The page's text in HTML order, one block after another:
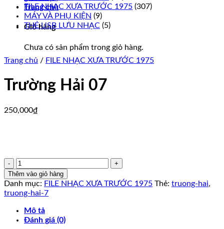
Trang chủ
Giỏ hàng
Chưa có sản phẩm trong giỏ hàng.
FILE NHẠC XƯA TRƯỚC 1975 (307)
MÁY VÀ PHỤ KIỆN (9)
THẺ USB LƯU NHẠC (5)
Trang chủ / FILE NHẠC XƯA TRƯỚC 1975
Trường Hải 07
250,000₫
Trường
Hải
07
số
Thêm vào giỏ hàng
Danh mục: FILE NHẠC XƯA TRƯỚC 1975 Thẻ: truong-hai,
truong-hai-7
Mô tả
Đánh giá (0)